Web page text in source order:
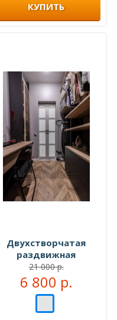
КУПИТЬ
Двухстворчатая
раздвижная
перегородка №110444
21 000 р.
6 800 р.